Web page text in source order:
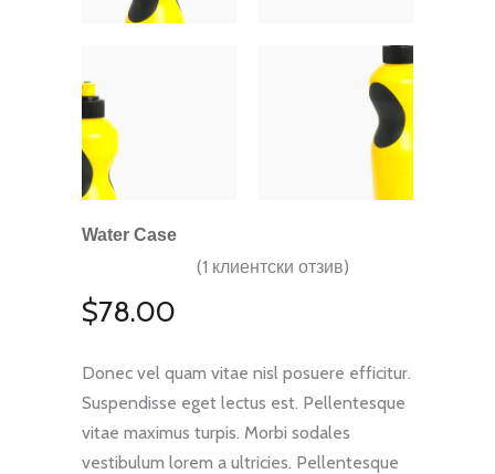
Water Case
Оценен
базирано
на
1
потребителски
(1 клиентски отзив)
$78.00
Donec vel quam vitae nisl posuere efficitur.
Suspendisse eget lectus est. Pellentesque
vitae maximus turpis. Morbi sodales
vestibulum lorem a ultricies. Pellentesque